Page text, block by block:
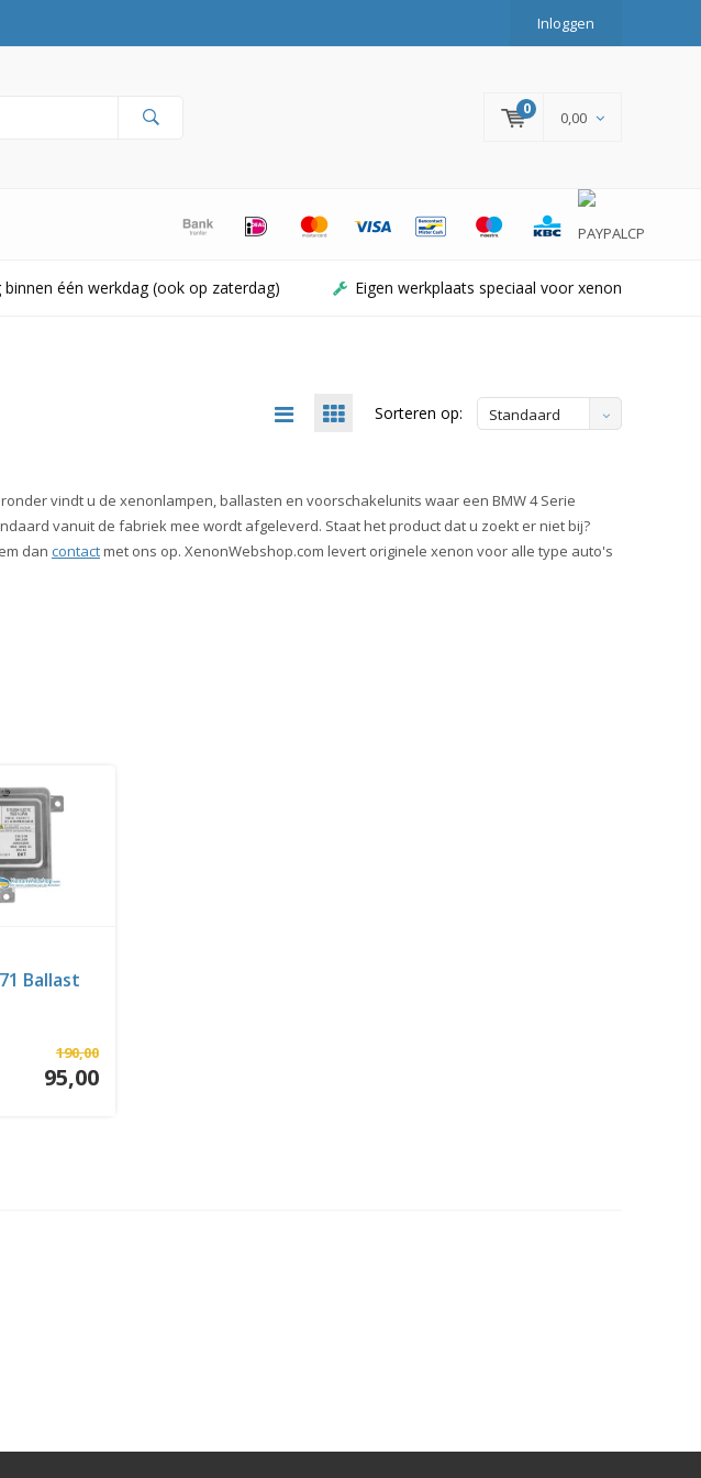
Inloggen
0 0,00
binnen één werkdag (ook op zaterdag) Eigen werkplaats speciaal voor xenon
Sorteren op: Standaard
vindt u de xenonlampen, ballasten en voorschakelunits waar een BMW 4 Serie
vanuit de fabriek mee wordt afgeleverd. Staat het product dat u zoekt er niet bij?
dan contactmet ons op. XenonWebshop.com levert originele xenon voor alle type auto's
Ballast
190,00
95,00